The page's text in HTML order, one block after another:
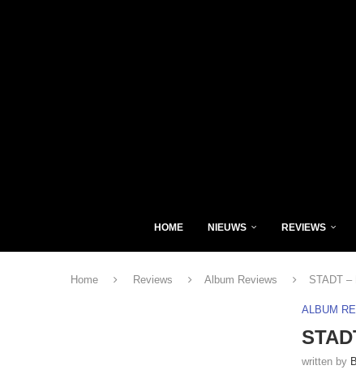
HOME NIEUWS REVIEWS
Home Reviews Album Reviews STADT –
ALBUM
written by